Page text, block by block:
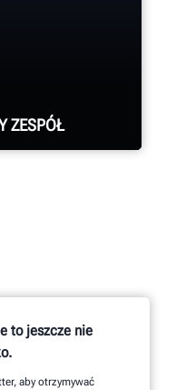
ZESPÓŁ
oraz
to jeszcze nie
aby otrzymywać